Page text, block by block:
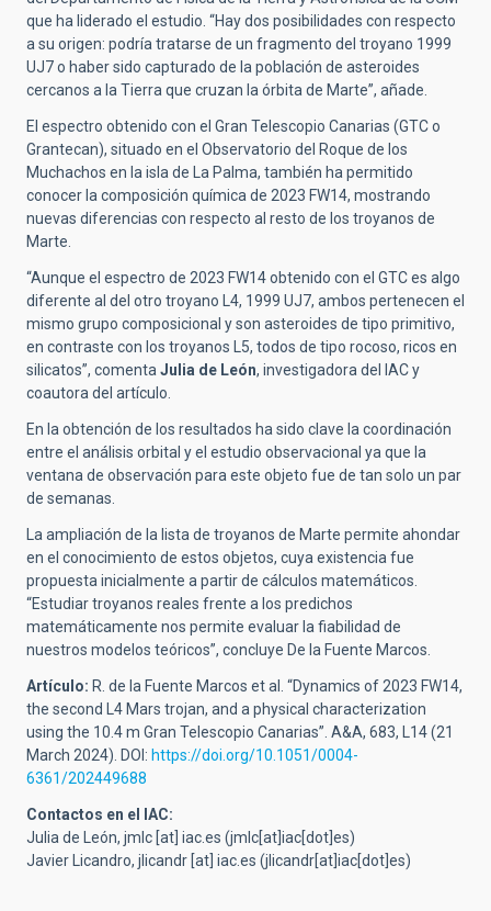
que ha liderado el estudio. “Hay dos posibilidades con respecto
a su origen: podría tratarse de un fragmento del troyano 1999
UJ7 o haber sido capturado de la población de asteroides
cercanos a la Tierra que cruzan la órbita de Marte”, añade.
El espectro obtenido con el Gran Telescopio Canarias (GTC o
Grantecan), situado en el Observatorio del Roque de los
Muchachos en la isla de La Palma, también ha permitido
conocer la composición química de 2023 FW14, mostrando
nuevas diferencias con respecto al resto de los troyanos de
Marte.
“Aunque el espectro de 2023 FW14 obtenido con el GTC es algo
diferente al del otro troyano L4, 1999 UJ7, ambos pertenecen el
mismo grupo composicional y son asteroides de tipo primitivo,
en contraste con los troyanos L5, todos de tipo rocoso, ricos en
silicatos”, comentaJulia de León, investigadora del IAC y
coautora del artículo.
En la obtención de los resultados ha sido clave la coordinación
entre el análisis orbital y el estudio observacional ya que la
ventana de observación para este objeto fue de tan solo un par
de semanas.
La ampliación de la lista de troyanos de Marte permite ahondar
en el conocimiento de estos objetos, cuya existencia fue
propuesta inicialmente a partir de cálculos matemáticos.
“Estudiar troyanos reales frente a los predichos
matemáticamente nos permite evaluar la fiabilidad de
nuestros modelos teóricos”, concluye De la Fuente Marcos.
Artículo: R. de la Fuente Marcos et al. “Dynamics of 2023 FW14,
the second L4 Mars trojan, and a physical characterization
using the 10.4 m Gran Telescopio Canarias”. A&A, 683, L14 (21
March 2024). DOI: https://doi.org/10.1051/0004-
6361/202449688
Contactos en el IAC:
Julia de León, jmlc [at] iac.es (jmlc[at]iac[dot]es)
Javier Licandro, jlicandr [at] iac.es (jlicandr[at]iac[dot]es)